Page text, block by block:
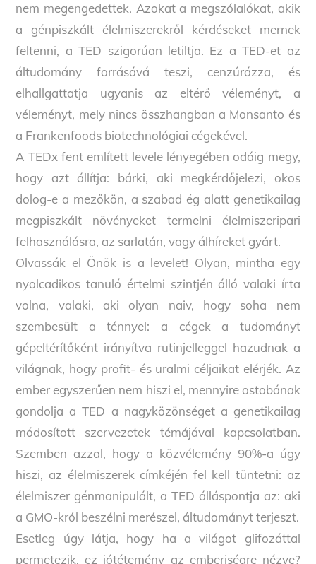
nem megengedettek. Azokat a megszólalókat, akik
a génpiszkált élelmiszerekről kérdéseket mernek
feltenni, a TED szigorúan letiltja. Ez a TED-et az
áltudomány forrásává teszi, cenzúrázza, és
elhallgattatja ugyanis az eltérő véleményt, a
véleményt, mely nincs összhangban a Monsanto és
a Frankenfoods biotechnológiai cégekével.
A TEDx fent említett levele lényegében odáig megy,
hogy azt állítja: bárki, aki megkérdőjelezi, okos
dolog-e a mezőkön, a szabad ég alatt genetikailag
megpiszkált növényeket termelni élelmiszeripari
felhasználásra, az sarlatán, vagy álhíreket gyárt.
Olvassák el Önök is a levelet! Olyan, mintha egy
nyolcadikos tanuló értelmi szintjén álló valaki írta
volna, valaki, aki olyan naiv, hogy soha nem
szembesült a ténnyel: a cégek a tudományt
gépeltérítőként irányítva rutinjelleggel hazudnak a
világnak, hogy profit- és uralmi céljaikat elérjék. Az
ember egyszerűen nem hiszi el, mennyire ostobának
gondolja a TED a nagyközönséget a genetikailag
módosított szervezetek témájával kapcsolatban.
Szemben azzal, hogy a közvélemény 90%-a úgy
hiszi, az élelmiszerek címkéjén fel kell tüntetni: az
élelmiszer génmanipulált, a TED álláspontja az: aki
a GMO-król beszélni merészel, áltudományt terjeszt.
Esetleg úgy látja, hogy ha a világot glifozáttal
permetezik, ez jótétemény az emberiségre nézve?